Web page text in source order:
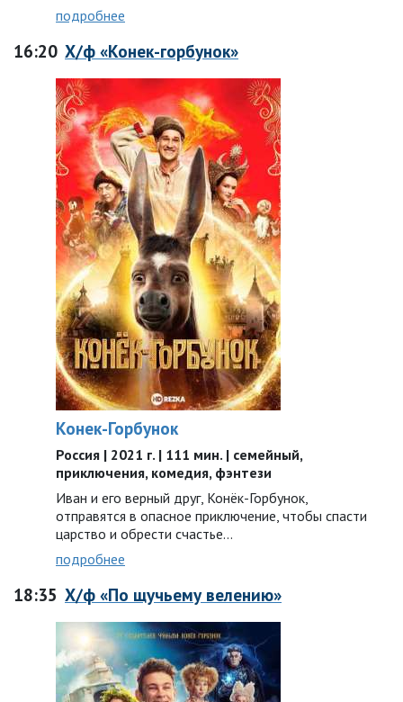
подробнее
16:20 Х/ф «Конек-горбунок»
Конек-Горбунок
Россия | 2021 г. | 111 мин. | семейный,
приключения, комедия, фэнтези
Иван и его верный друг, Конёк-Горбунок,
отправятся в опасное приключение, чтобы спасти
царство и обрести счастье…
подробнее
18:35 Х/ф «По щучьему велению»